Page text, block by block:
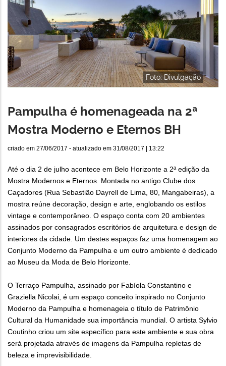
Foto: Divulgação
Pampulha é homenageada na 2ª
Mostra Moderno e Eternos BH
criado em 27/06/2017 - atualizado em 31/08/2017 | 13:22
Até o dia 2 de julho acontece em Belo Horizonte a 2ª edição da
Mostra Modernos e Eternos. Montada no antigo Clube dos
Caçadores (Rua Sebastião Dayrell de Lima, 80, Mangabeiras), a
mostra reúne decoração, design e arte, englobando os estilos
vintage e contemporâneo. O espaço conta com 20 ambientes
assinados por consagrados escritórios de arquitetura e design de
interiores da cidade. Um destes espaços faz uma homenagem ao
Conjunto Moderno da Pampulha e um outro ambiente é dedicado
ao Museu da Moda de Belo Horizonte.
O Terraço Pampulha, assinado por Fabíola Constantino e
Graziella Nicolai, é um espaço conceito inspirado no Conjunto
Moderno da Pampulha e homenageia o título de Patrimônio
Cultural da Humanidade sua importância mundial. O artista Sylvio
Coutinho criou um site específico para este ambiente e sua obra
será projetada através de imagens da Pampulha repletas de
beleza e imprevisibilidade.